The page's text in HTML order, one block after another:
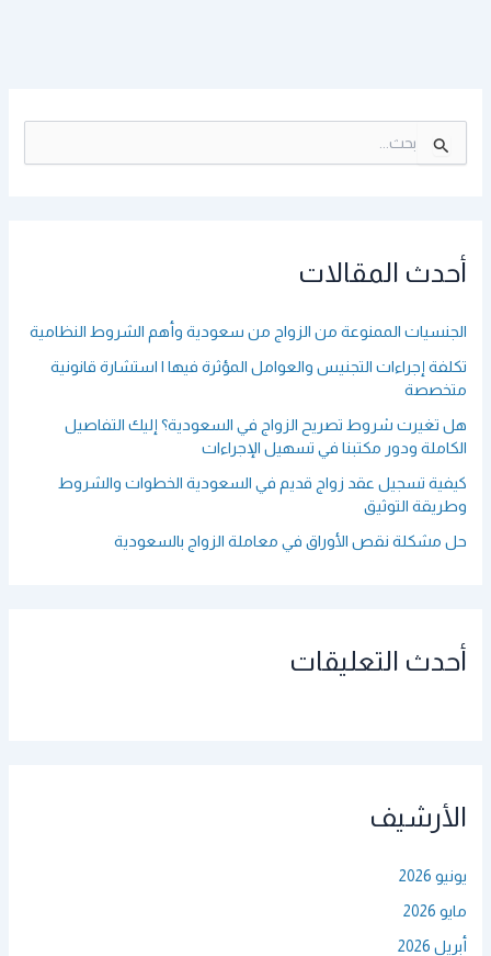
ل
ع
ن
أحدث المقالات
الجنسيات الممنوعة من الزواج من سعودية وأهم الشروط النظامية
تكلفة إجراءات التجنيس والعوامل المؤثرة فيها | استشارة قانونية
متخصصة
هل تغيرت شروط تصريح الزواج في السعودية؟ إليك التفاصيل
الكاملة ودور مكتبنا في تسهيل الإجراءات
كيفية تسجيل عقد زواج قديم في السعودية الخطوات والشروط
وطريقة التوثيق
حل مشكلة نقص الأوراق في معاملة الزواج بالسعودية
أحدث التعليقات
الأرشيف
يونيو 2026
مايو 2026
أبريل 2026